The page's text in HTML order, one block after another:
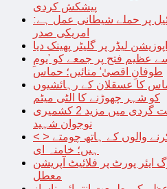
پیشکش کردی
پر حملے شیطانی عمل ہے:
امریکی صدر
لیڈر پر گلیٹر پھینک دیا
عظیم فتح پر جمعے کو ’یومِ
طوفانِ اقصیٰ‘ منائیں؛ حماس
کا عسقلان کے رہائشیوں
کو شہر چھوڑنے کا الٹی میٹم
بھارتی فوج کی ریاستی دہشت گردی میں مزید 2 کشمیری
نوجوان شہید
< > صیہونی حکومت پر حملہ کرنے والوں کے ہاتھ چومتے
ہیں؛ خامنہ ای
پورٹ پر فلائیٹ آپریشن
معطل